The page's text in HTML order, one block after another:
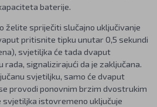
baterije.
želite spriječiti slučajno uključivanje
pritisnite tipku unutar 0,5 sekundi
svjetiljka će tada dvaput
signalizirajući da je zaključana.
svjetiljku, samo će dvaput
provodi ponovnim brzim dvostrukim
svjetiljka istovremeno uključuje